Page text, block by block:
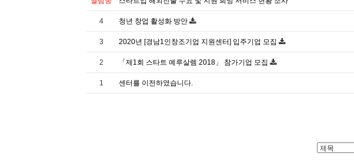
4 청년 창업 활성화 방안
3 2020년 [경남1인창조기업 지원센터] 입주기업 모집
2 「제1회 스타트 예루살렘 2018」 참가기업 모집
1 센터를 이전하였습니다.